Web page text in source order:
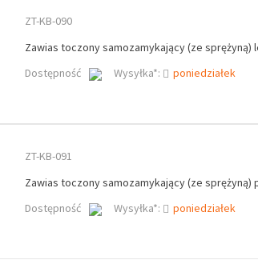
ZT-KB-090
Zawias toczony samozamykający (ze sprężyną)
Dostępność
Wysyłka*: poniedziałek
ZT-KB-091
Zawias toczony samozamykający (ze sprężyną)
Dostępność
Wysyłka*: poniedziałek